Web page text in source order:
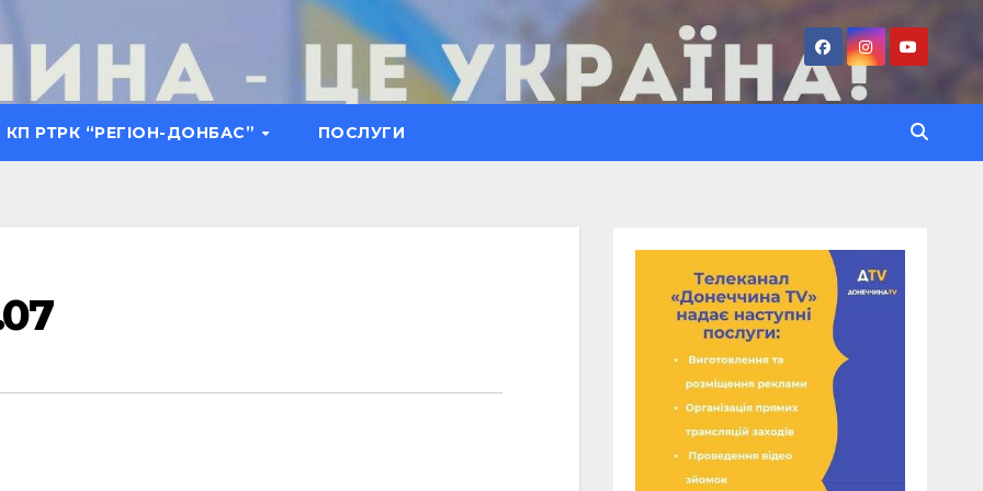
КП РТРК “РЕГІОН-ДОНБАС” ПОСЛУГИ